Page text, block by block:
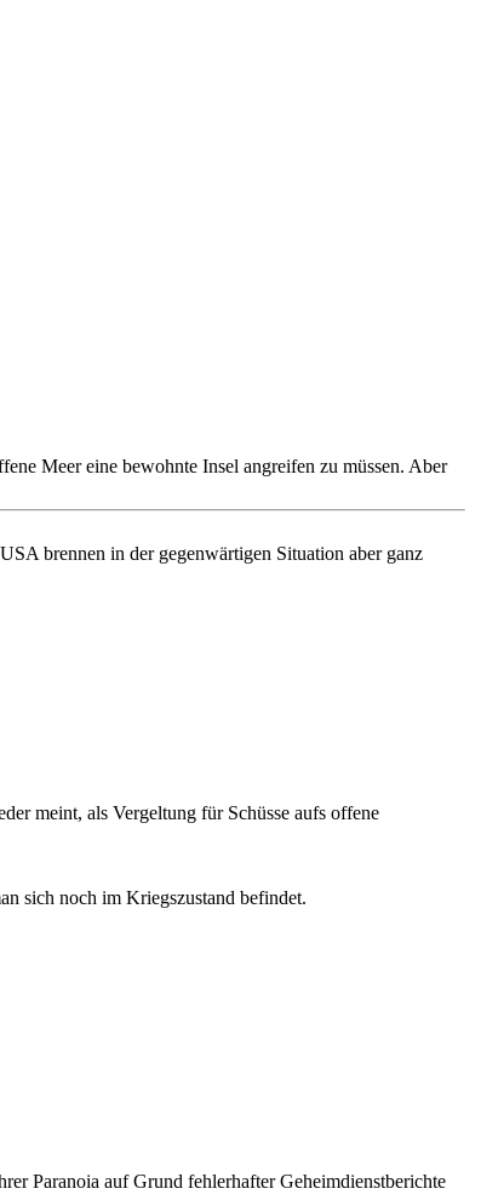
Meer eine bewohnte Insel angreifen zu müssen. Aber
brennen in der gegenwärtigen Situation aber ganz
meint, als Vergeltung für Schüsse aufs offene
sich noch im Kriegszustand befindet.
Paranoia auf Grund fehlerhafter Geheimdienstberichte